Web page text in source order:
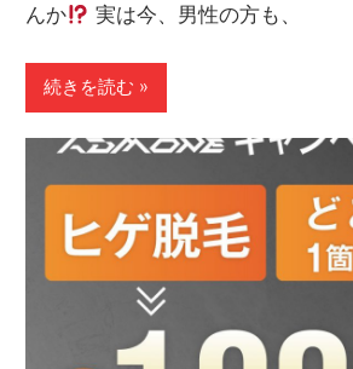
んか
実は今、男性の方も、
続きを読む »